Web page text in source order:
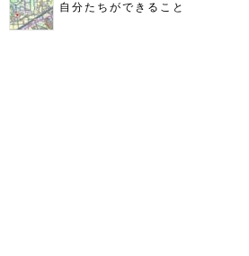
自分たちができること